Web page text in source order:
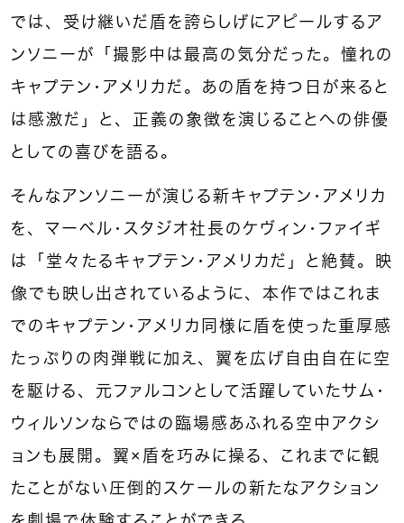
では、受け継いだ盾を誇らしげにアピールするア
ンソニーが「撮影中は最高の気分だった。憧れの
キャプテン・アメリカだ。あの盾を持つ日が来ると
は感激だ」と、正義の象徴を演じることへの俳優
としての喜びを語る。
そんなアンソニーが演じる新キャプテン・アメリカ
を、マーベル・スタジオ社長のケヴィン・ファイギ
は「堂々たるキャプテン・アメリカだ」と絶賛。映
像でも映し出されているように、本作ではこれま
でのキャプテン・アメリカ同様に盾を使った重厚感
たっぷりの肉弾戦に加え、翼を広げ自由自在に空
を駆ける、元ファルコンとして活躍していたサム・
ウィルソンならではの臨場感あふれる空中アクシ
ョンも展開。翼×盾を巧みに操る、これまでに観
たことがない圧倒的スケールの新たなアクション